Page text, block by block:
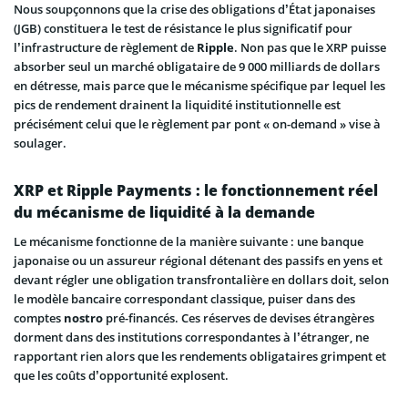
Nous soupçonnons que la crise des obligations d’État japonaises
(JGB) constituera le test de résistance le plus significatif pour
l’infrastructure de règlement de Ripple. Non pas que le XRP puisse
absorber seul un marché obligataire de 9 000 milliards de dollars
en détresse, mais parce que le mécanisme spécifique par lequel les
pics de rendement drainent la liquidité institutionnelle est
précisément celui que le règlement par pont « on-demand » vise à
soulager.
XRP et Ripple Payments : le fonctionnement réel
du mécanisme de liquidité à la demande
Le mécanisme fonctionne de la manière suivante : une banque
japonaise ou un assureur régional détenant des passifs en yens et
devant régler une obligation transfrontalière en dollars doit, selon
le modèle bancaire correspondant classique, puiser dans des
comptes nostro pré-financés. Ces réserves de devises étrangères
dorment dans des institutions correspondantes à l’étranger, ne
rapportant rien alors que les rendements obligataires grimpent et
que les coûts d’opportunité explosent.